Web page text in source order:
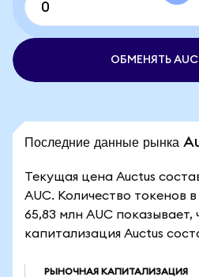
ОБМЕНЯТЬ AUC
Последние данные рынка
Текущая цена Auctus
AUC. Количество токенов
65,83 млн AUC
капитализация Auctus
РЫНОЧНАЯ КАПИТАЛИЗАЦИЯ